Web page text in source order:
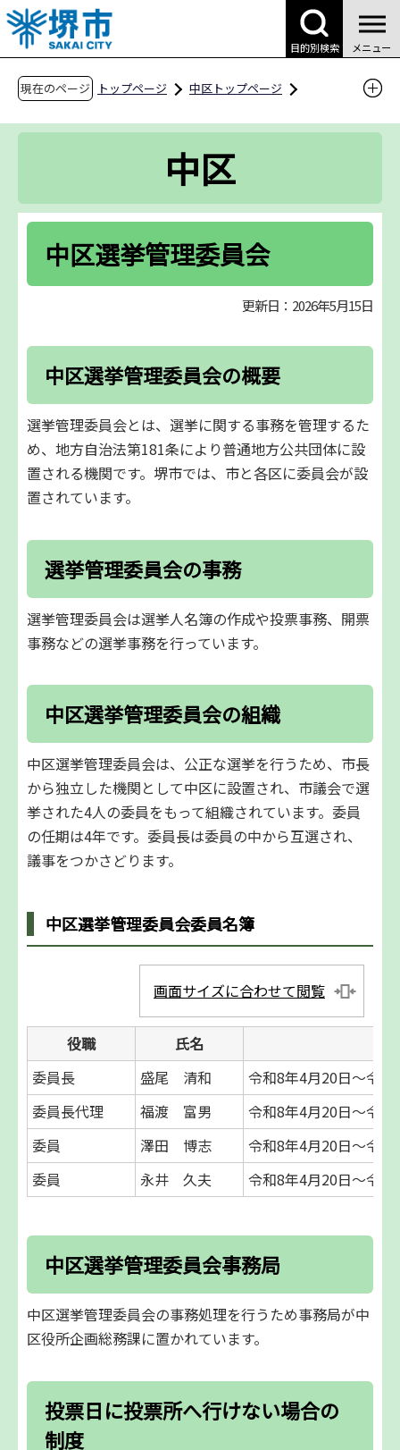
こ
の
ペ
目的別検索 メニュー
現在のページ トップページ
中区トップページ
中区
中区選挙管理委員会
更新日：2026年5月15日
中区選挙管理委員会の概要
選挙管理委員会とは、選挙に関する事務を管理するた
め、地方自治法第181条により普通地方公共団体に設
置される機関です。堺市では、市と各区に委員会が設
置されています。
選挙管理委員会の事務
選挙管理委員会は選挙人名簿の作成や投票事務、開票
事務などの選挙事務を行っています。
中区選挙管理委員会の組織
中区選挙管理委員会は、公正な選挙を行うため、市長
から独立した機関として中区に設置され、市議会で選
挙された4人の委員をもって組織されています。委員
の任期は4年です。委員長は委員の中から互選され、
議事をつかさどります。
中区選挙管理委員会委員名簿
画面サイズに合わせて閲覧
役職 氏名
委員長
盛尾 清和
令和8年4月20日～令
委員長代理
福渡 富男
令和8年4月20日～令
委員
澤田 博志
令和8年4月20日～令
委員
永井 久夫 令和8年4月20日～令
中区選挙管理委員会事務局
中区選挙管理委員会の事務処理を行うため事務局が中
区役所企画総務課に置かれています。
投票日に投票所へ行けない場合の
制度